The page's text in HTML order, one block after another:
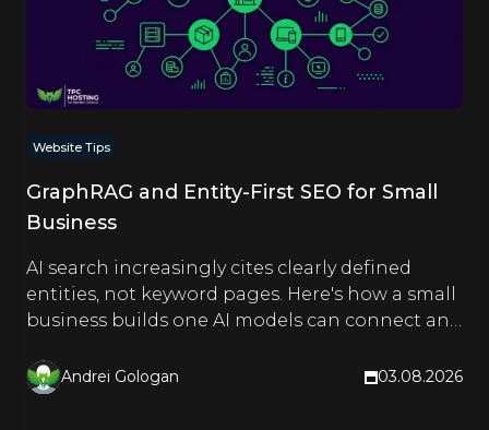
Website Tips
GraphRAG and Entity-First SEO for Small
Business
AI search increasingly cites clearly defined
entities, not keyword pages. Here's how a small
business builds one AI models can connect and
Andrei Gologan 03.08.2026